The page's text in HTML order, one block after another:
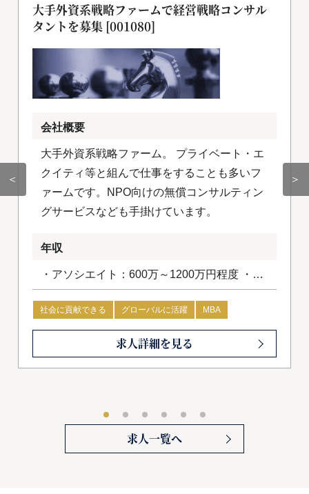
＜
大手外資系戦略ファームで経営戦略コンサル
タントを募集 [001080]
会社概要
大手外資系戦略ファーム。 プライベート・エ
クイティ等と組んで仕事をすることも多いフ
ァームです。NPO向けの無償コンサルティン
グサービスなども手掛けています。
年収
・アソシエイト：600万～1200万円程度 ・コ
ンサルタント：1200万円～1800万円程度
社会に貢献できる グローバルに活躍 MBA
求人詳細を見る
＞
求人一覧へ